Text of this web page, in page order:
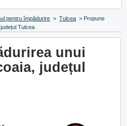
pentru împădurire > Tulcea > Propune
Tulcea
unui
județul